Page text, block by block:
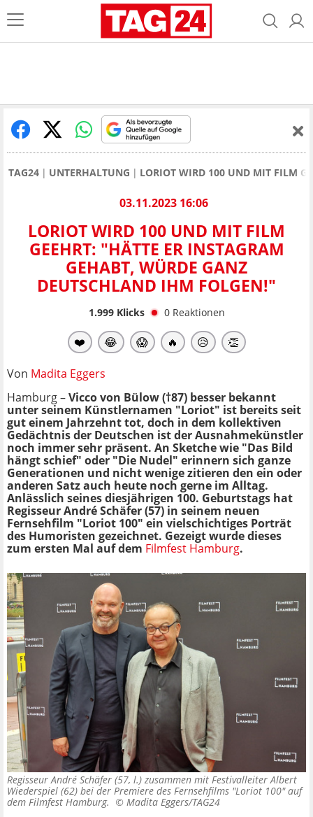
TAG24 UNTERHALTUNG LORIOT WIRD 100 UND MIT FILM
03.11.2023 16:06
LORIOT WIRD 100 UND MIT FILM
GEEHRT: "HÄTTE ER INSTAGRAM
GEHABT, WÜRDE GANZ
DEUTSCHLAND IHM FOLGEN!"
1.999Klicks 0 Reaktionen
❤️ 😂 😱 🔥 😥 👏
Von Madita Eggers
Hamburg –Vicco von Bülow (†87) besser bekannt
unter seinem Künstlernamen "Loriot" ist bereits seit
gut einem Jahrzehnt tot, doch in dem kollektiven
Gedächtnis der Deutschen ist der Ausnahmekünstler
noch immer sehr präsent. An Sketche wie "Das Bild
hängt schief" oder "Die Nudel" erinnern sich ganze
Generationen und nicht wenige zitieren den ein oder
anderen Satz auch heute noch gerne im Alltag.
Anlässlich seines diesjährigen 100. Geburtstags hat
RegisseurAndré Schäfer (57) in seinem neuen
Fernsehfilm "Loriot 100" ein vielschichtiges Porträt
des Humoristen gezeichnet. Gezeigt wurde dieses
zum ersten Mal auf dem Filmfest Hamburg.
Regisseur André Schäfer (57, l.) zusammen mit Festivalleiter Albert
Wiederspiel (62) bei der Premiere des Fernsehfilms "Loriot 100" auf
dem Filmfest Hamburg. © Madita Eggers/TAG24